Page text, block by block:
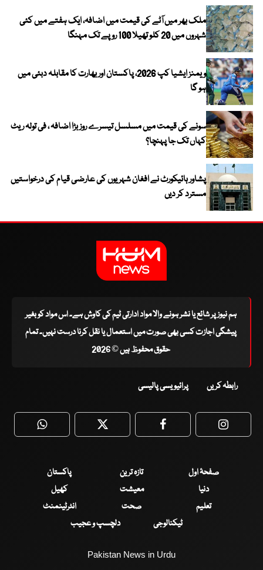
ملک بھر میں آٹے کی قیمت میں اضافہ، ایک ہفتے میں کئی
شہروں میں 20 کلو تھیلا 100 روپے تک مہنگا
ویمنز ایشیا کپ 2026، پاکستان اور بھارت کا مقابلہ دبئی میں
ہو گا
سونے کی قیمت میں مسلسل تیسرے روز بڑا اضافہ ، فی تولہ ریٹ
کہاں تک جا پہنچا؟
پشاور ہائیکورٹ نے افغان شہریوں کی عارضی قیام کی درخواستیں
مسترد کر دیں
ہم نیوز پر شائع یا نشر ہونے والا مواد ادارتی ٹیم کی کاوش ہے۔ اس مواد کو بغیر
پیشگی اجازت کسی بھی صورت میں استعمال یا نقل کرنا درست نہیں۔ تمام
حقوق محفوظ ہیں © 2026
رابطہ کریں پرائیویسی پالیسی
WhatsApp Twitter Facebook
صفحۂ اول تازہ ترین
پاکستان
دنیا
معیشت
کھیل
تعلیم
صحت
انٹرٹینمنٹ
ٹیکنالوجی
دلچسپ و عجیب
Pakistan News in Urdu